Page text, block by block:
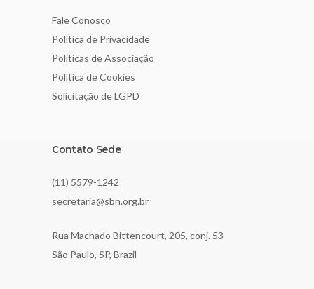
Fale Conosco
Política de Privacidade
Políticas de Associação
Política de Cookies
Solicitação de LGPD
Contato Sede
(11) 5579-1242
secretaria@sbn.org.br
Rua Machado Bittencourt, 205, conj. 53
São Paulo, SP, Brazil